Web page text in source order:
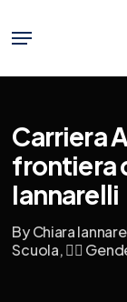
main
content
Menu
Carriera
frontiera
Iannarelli
ByChiara
Scuola,🏳️‍🌈